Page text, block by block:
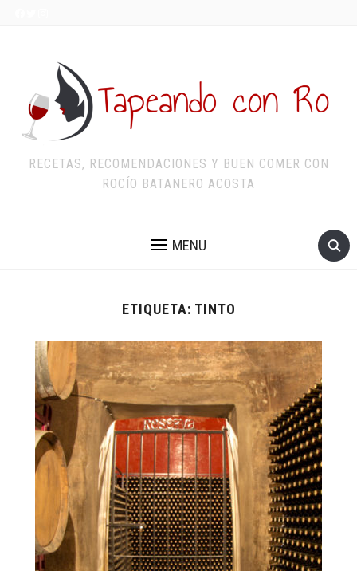
RECETAS, RECOMENDACIONES Y BUEN COMER CON
ROCÍO BATANERO ACOSTA
MENU
ETIQUETA: TINTO